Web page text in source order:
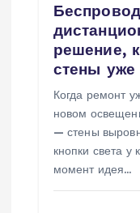
решение,
стены уже
Когда ремонт
новом
— стены
кнопки света у
момент идея…